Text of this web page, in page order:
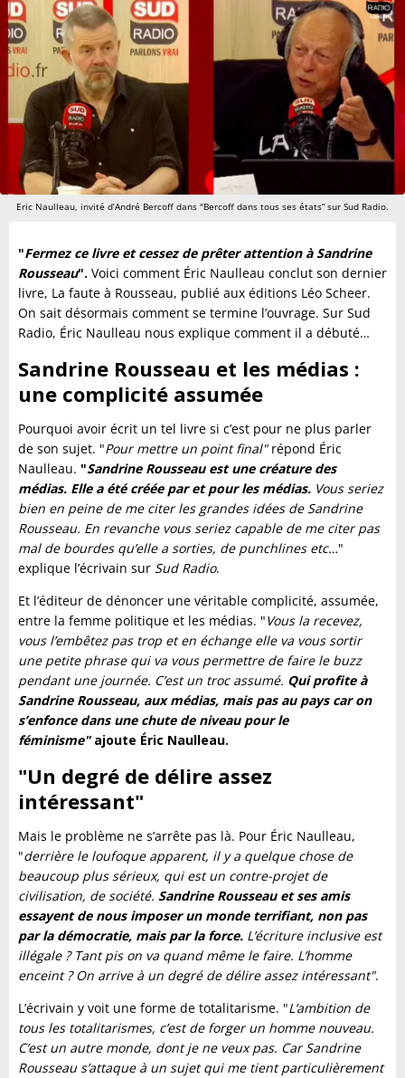
Eric Naulleau, invité d’André Bercoff dans "Bercoff dans tous ses états” sur Sud Radio.
"Fermez ce livre et cessez de prêter attention à Sandrine
Rousseau". Voici comment Éric Naulleau conclut son dernier
livre, La faute à Rousseau, publié aux éditions Léo Scheer.
On sait désormais comment se termine l’ouvrage. Sur Sud
Radio, Éric Naulleau nous explique comment il a débuté…
Sandrine Rousseau et les médias :
une complicité assumée
Pourquoi avoir écrit un tel livre si c’est pour ne plus parler
de son sujet. "Pour mettre un point final"répond Éric
Naulleau. "Sandrine Rousseau est une créature des
médias. Elle a été créée par et pour les médias. Vous seriez
bien en peine de me citer les grandes idées de Sandrine
Rousseau. En revanche vous seriez capable de me citer pas
mal de bourdes qu’elle a sorties, de punchlines etc…"
explique l’écrivain sur Sud Radio.
Et l’éditeur de dénoncer une véritable complicité, assumée,
entre la femme politique et les médias. "Vous la recevez,
vous l’embêtez pas trop et en échange elle va vous sortir
une petite phrase qui va vous permettre de faire le buzz
pendant une journée. C’est un troc assumé. Qui profite à
Sandrine Rousseau, aux médias, mais pas au pays car on
s’enfonce dans une chute de niveau pour le
féminisme"ajoute Éric Naulleau.
"Un degré de délire assez
intéressant"
Mais le problème ne s’arrête pas là. Pour Éric Naulleau,
"derrière le loufoque apparent, il y a quelque chose de
beaucoup plus sérieux, qui est un contre-projet de
civilisation, de société. Sandrine Rousseau et ses amis
essayent de nous imposer un monde terrifiant, non pas
par la démocratie, mais par la force. L’écriture inclusive est
illégale ? Tant pis on va quand même le faire. L’homme
enceint ? On arrive à un degré de délire assez intéressant".
L’écrivain y voit une forme de totalitarisme. "L’ambition de
tous les totalitarismes, c’est de forger un homme nouveau.
C’est un autre monde, dont je ne veux pas. Car Sandrine
Rousseau s’attaque à un sujet qui me tient particulièrement